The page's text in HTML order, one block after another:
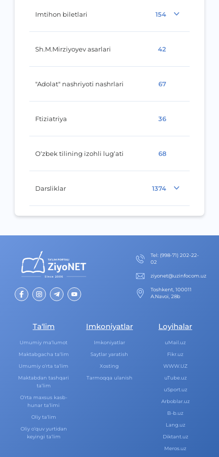
Imtihon biletlari 154
Sh.M.Mirziyoyev asarlari 42
"Adolat" nashriyoti nashrlari 67
Ftiziatriya 36
O‘zbek tilining izohli lug‘ati 68
Darsliklar 1374
Теl: (998-71) 202-22-
02
ziyonet@uzinfocom.uz
Toshkent, 100011
A.Navoi, 28b
Ta‘lim
Umumiy ma‘lumot
Maktabgacha ta‘lim
Umumiy o‘rta ta‘lim
Maktabdan tashqari
ta‘lim
O‘rta maxsus kasb-
hunar ta‘limi
Oliy ta‘lim
Oliy o‘quv yurtidan
keyingi ta‘lim
Imkoniyatlar
Imkoniyatlar
Saytlar yaratish
Xosting
Tarmoqqa ulanish
Loyihalar
uMail.uz
Fikr.uz
WWW.UZ
uTube.uz
uSport.uz
Arboblar.uz
B-b.uz
Lang.uz
Diktant.uz
Meros.uz